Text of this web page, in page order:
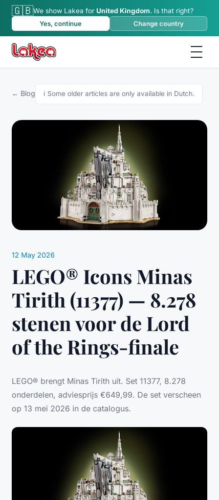
🇬🇧We show Lakea for United Kingdom. Is that right?
Yes, continue
Change country
← Blog ℹ️ Some older articles are only available in Dutch.
12 May 2026
LEGO® Icons Minas
Tirith (11377) — 8.278
stenen voor de Lord
of the Rings-finale
LEGO® brengt Minas Tirith uit. Set 11377, 8.278
onderdelen, adviesprijs €649,99. De set verscheen
op 13 mei 2026 in de catalogus.